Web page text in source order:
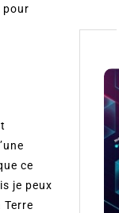
pour
ce
je peux
Terre